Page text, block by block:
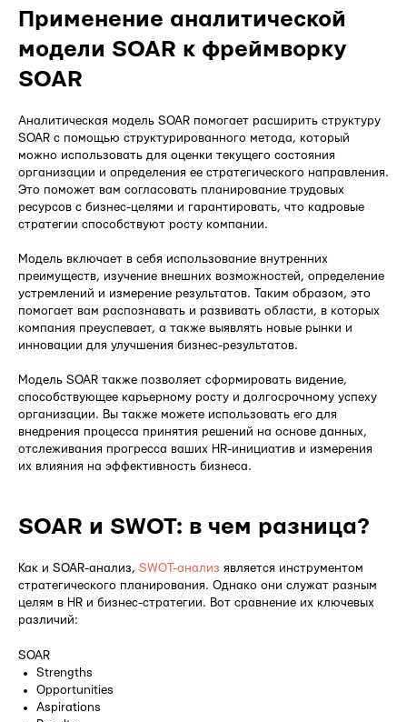
Применение аналитической
модели SOAR к фреймворку
SOAR
Аналитическая модель SOAR помогает расширить структуру
SOAR с помощью структурированного метода, который
можно использовать для оценки текущего состояния
организации и определения ее стратегического направления.
Это поможет вам согласовать планирование трудовых
ресурсов с бизнес-целями и гарантировать, что кадровые
стратегии способствуют росту компании.
Модель включает в себя использование внутренних
преимуществ, изучение внешних возможностей, определение
устремлений и измерение результатов. Таким образом, это
помогает вам распознавать и развивать области, в которых
компания преуспевает, а также выявлять новые рынки и
инновации для улучшения бизнес-результатов.
Модель SOAR также позволяет сформировать видение,
способствующее карьерному росту и долгосрочному успеху
организации. Вы также можете использовать его для
внедрения процесса принятия решений на основе данных,
отслеживания прогресса ваших HR-инициатив и измерения
их влияния на эффективность бизнеса.
SOAR и SWOT: в чем разница?
Как и SOAR-анализ, SWOT-анализ является инструментом
стратегического планирования. Однако они служат разным
целям в HR и бизнес-стратегии. Вот сравнение их ключевых
различий:
SOAR
Strengths
Opportunities
Aspirations